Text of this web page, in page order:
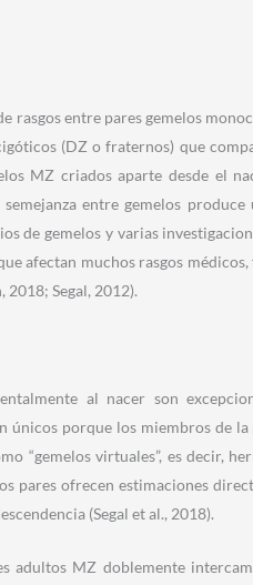
rasgos entre pares gemelos
(DZ o fraternos) que
MZ criados aparte desde el
entre gemelos
de gemelos y varias
afectan muchos rasgos
Segal, 2012).
al nacer son
únicos porque los miembros de
“gemelos virtuales”, es decir,
pares ofrecen estimaciones
(Segal et al., 2018).
adultos MZ doblemente